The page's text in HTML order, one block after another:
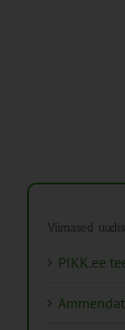
Viimased
PIKK.ee